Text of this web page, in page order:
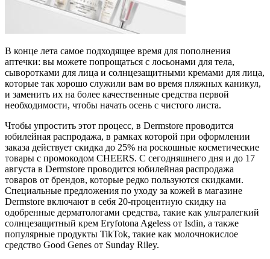
В конце лета самое подходящее время для пополнения
аптечки: вы можете попрощаться с лосьонами для тела,
сыворотками для лица и солнцезащитными кремами для лица,
которые так хорошо служили вам во время пляжных каникул,
и заменить их на более качественные средства первой
необходимости, чтобы начать осень с чистого листа.
Чтобы упростить этот процесс, в Dermstore проводится
юбилейная распродажа, в рамках которой при оформлении
заказа действует скидка до 25% на роскошные косметические
товары с промокодом CHEERS. С сегодняшнего дня и до 17
августа в Dermstore проводится юбилейная распродажа
товаров от брендов, которые редко пользуются скидками.
Специальные предложения по уходу за кожей в магазине
Dermstore включают в себя 20-процентную скидку на
одобренные дерматологами средства, такие как ультралегкий
солнцезащитный крем Eryfotona Ageless от Isdin, а также
популярные продукты TikTok, такие как молочнокислое
средство Good Genes от Sunday Riley.